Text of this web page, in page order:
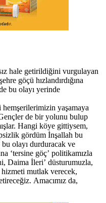
hale getirildiğini vurgulayan
göçü hızlandırdığına
bu olayı yerinde
yaşamaya
de bir yolunu bulup
Hangi köye gittiysem,
gördüm İnşallah bu
olayı durduracak ve
‘tersine göç’ politikamızla
Daima İleri’ düsturumuzla,
mutlak verecek,
Amacımız da,